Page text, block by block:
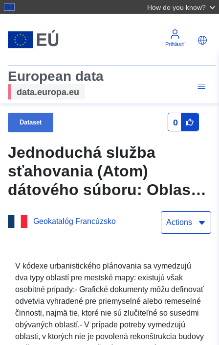
How do you know?
Prihlásiť
European data
data.europa.eu
Dataset 0
Jednoduchá služba
sťahovania (Atom)
dátového súboru: Oblasti
mestskej mapy (dok. z 2. 8.
2011) mesta Nohant-en-
Geokatalóg Francúzsko Actions
V kódexe urbanistického plánovania sa vymedzujú
dva typy oblastí pre mestské mapy: existujú však
osobitné prípady:- Grafické dokumenty môžu definovať
odvetvia vyhradené pre priemyselné alebo remeselné
činnosti, najmä tie, ktoré nie sú zlučiteľné so susedmi
obývaných oblastí.- V prípade potreby vymedzujú
oblasti, v ktorých nie je povolená rekonštrukcia budovy